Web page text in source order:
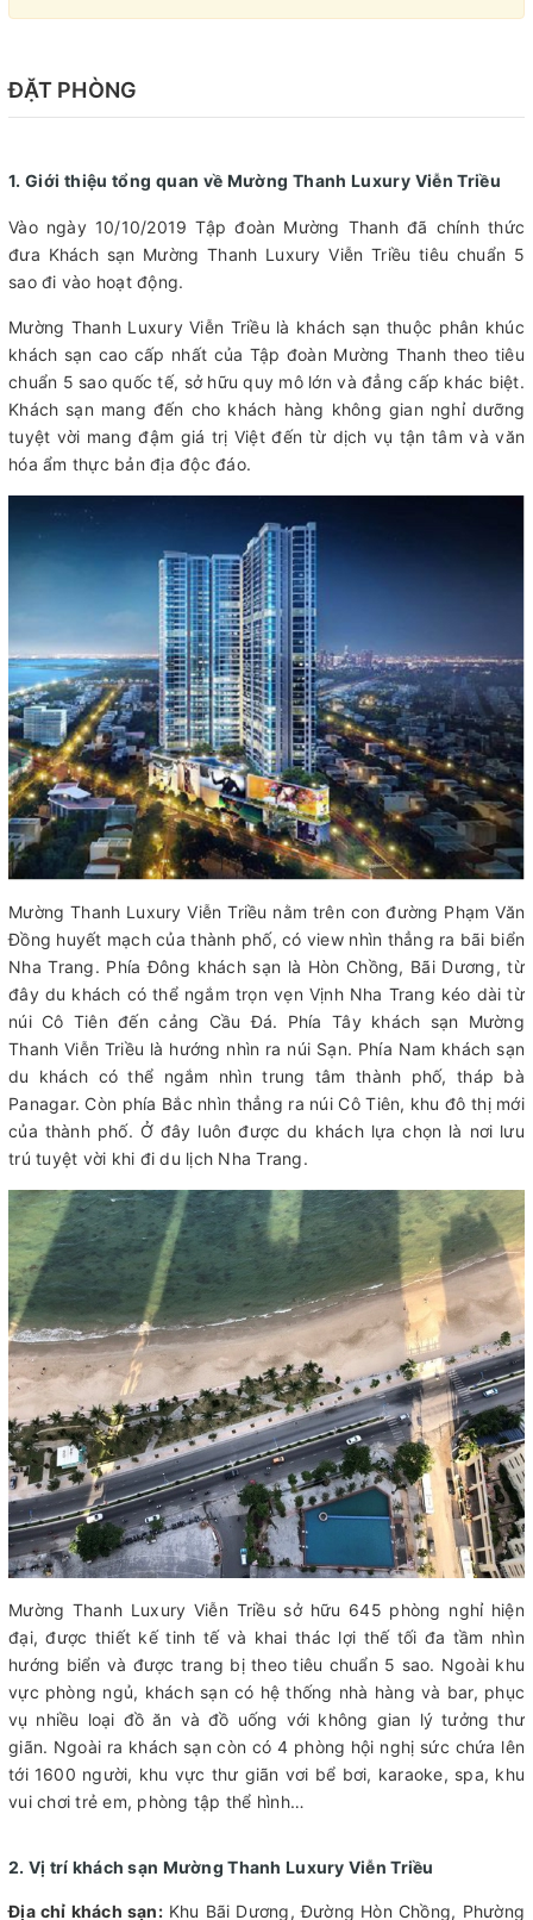
ĐẶT PHÒNG
1. Giới thiệu tổng quan về Mường Thanh Luxury Viễn Triều
Vào ngày 10/10/2019 Tập đoàn Mường Thanh đã chính thức
đưa Khách sạn Mường Thanh Luxury Viễn Triều tiêu chuẩn 5
sao đi vào hoạt động.
Mường Thanh Luxury Viễn Triều là khách sạn thuộc phân khúc
khách sạn cao cấp nhất của Tập đoàn Mường Thanh theo tiêu
chuẩn 5 sao quốc tế, sở hữu quy mô lớn và đẳng cấp khác biệt.
Khách sạn mang đến cho khách hàng không gian nghỉ dưỡng
tuyệt vời mang đậm giá trị Việt đến từ dịch vụ tận tâm và văn
hóa ẩm thực bản địa độc đáo.
Mường Thanh Luxury Viễn Triều nằm trên con đường Phạm Văn
Đồng huyết mạch của thành phố, có view nhìn thẳng ra bãi biển
Nha Trang. Phía Đông khách sạn là Hòn Chồng, Bãi Dương, từ
đây du khách có thể ngắm trọn vẹn Vịnh Nha Trang kéo dài từ
núi Cô Tiên đến cảng Cầu Đá. Phía Tây khách sạn Mường
Thanh Viễn Triều là hướng nhìn ra núi Sạn. Phía Nam khách sạn
du khách có thể ngắm nhìn trung tâm thành phố, tháp bà
Panagar. Còn phía Bắc nhìn thẳng ra núi Cô Tiên, khu đô thị mới
của thành phố. Ở đây luôn được du khách lựa chọn là nơi lưu
trú tuyệt vời khi đi du lịch Nha Trang.
Mường Thanh Luxury Viễn Triều sở hữu 645 phòng nghỉ hiện
đại, được thiết kế tinh tế và khai thác lợi thế tối đa tầm nhìn
hướng biển và được trang bị theo tiêu chuẩn 5 sao. Ngoài khu
vực phòng ngủ, khách sạn có hệ thống nhà hàng và bar, phục
vụ nhiều loại đồ ăn và đồ uống với không gian lý tưởng thư
giãn. Ngoài ra khách sạn còn có 4 phòng hội nghị sức chứa lên
tới 1600 người, khu vực thư giãn vơi bể bơi, karaoke, spa, khu
vui chơi trẻ em, phòng tập thể hình…
2. Vị trí khách sạn Mường Thanh Luxury Viễn Triều
Địa chỉ khách sạn:Khu Bãi Dương, Đường Hòn Chồng, Phường